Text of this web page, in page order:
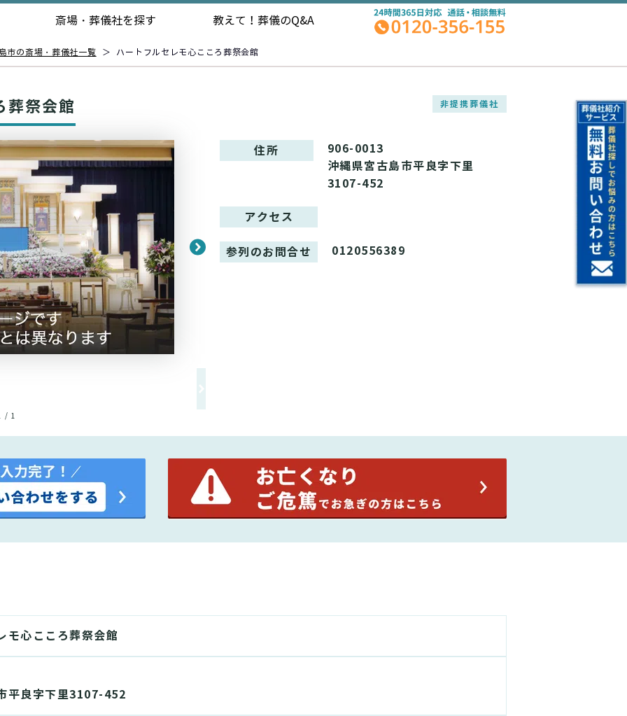
斎場・葬儀社を探す 教えて！ 葬儀のQ&A
市の斎場・葬儀社一覧 ＞ ハートフルセレモ心こころ葬祭会館
葬祭会館 非提携葬儀社
/ 1
住所
906-0013
沖縄県宮古島市平良字下里
3107-452
アクセス
参列のお問合せ 0120556389
モ心こころ葬祭会館
平良字下里3107-452